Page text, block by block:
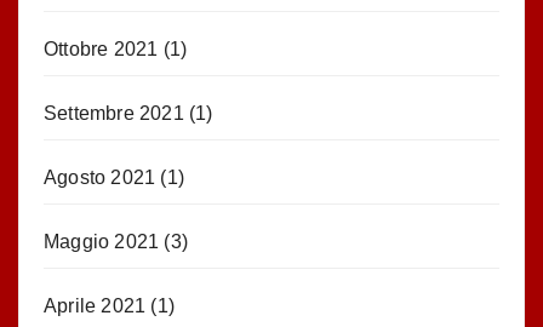
Ottobre 2021 (1)
Settembre 2021 (1)
Agosto 2021 (1)
Maggio 2021 (3)
Aprile 2021 (1)